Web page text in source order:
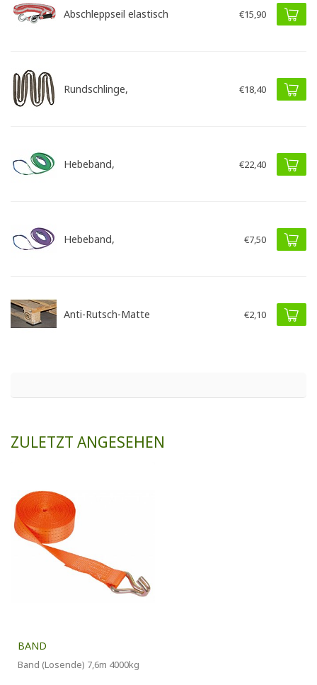
Abschleppseil elastisch €15,90
Rundschlinge, €18,40
Hebeband, €22,40
Hebeband, €7,50
Anti-Rutsch-Matte €2,10
ZULETZT ANGESEHEN
BAND
Band (Losende) 7,6m 4000kg